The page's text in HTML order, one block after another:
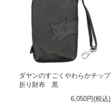
ダヤンのすごくやわらかチップ
折り財布 黒
6,050円(税込)